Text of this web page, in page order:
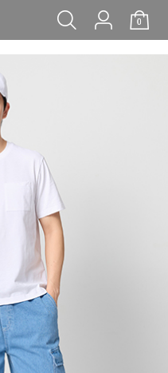
0
KIDS BABY